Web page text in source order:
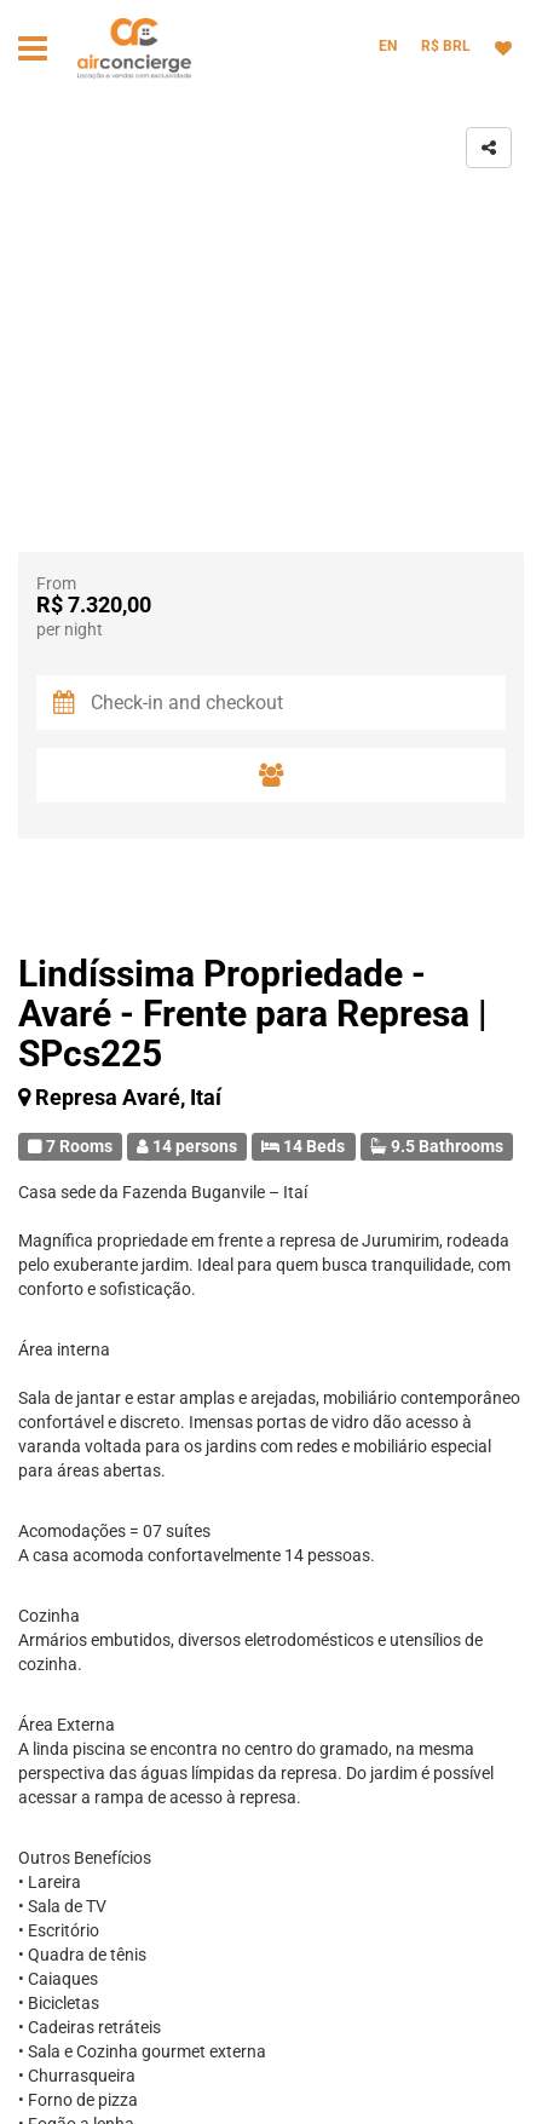
EN R$ BRL
Lindíssima Propriedade -
Avaré - Frente para Represa |
SPcs225
Represa Avaré, Itaí
7 Rooms 14 persons 14 Beds 9.5 Bathrooms
Casa sede da Fazenda Buganvile – Itaí
Magnífica propriedade em frente a represa de Jurumirim, rodeada
pelo exuberante jardim. Ideal para quem busca tranquilidade, com
conforto e sofisticação.
Área interna
Sala de jantar e estar amplas e arejadas, mobiliário contemporâneo
confortável e discreto. Imensas portas de vidro dão acesso à
varanda voltada para os jardins com redes e mobiliário especial
para áreas abertas.
Acomodações = 07 suítes
A casa acomoda confortavelmente 14 pessoas.
Cozinha
Armários embutidos, diversos eletrodomésticos e utensílios de
cozinha.
Área Externa
A linda piscina se encontra no centro do gramado, na mesma
perspectiva das águas límpidas da represa. Do jardim é possível
acessar a rampa de acesso à represa.
Outros Benefícios
• Lareira
• Sala de TV
• Escritório
• Quadra de tênis
• Caiaques
• Bicicletas
• Cadeiras retráteis
• Sala e Cozinha gourmet externa
• Churrasqueira
• Forno de pizza
From
R$ 7.320,00
per night